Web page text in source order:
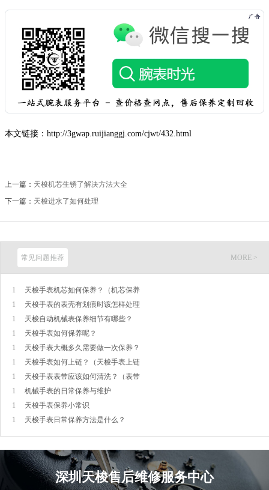
本文链接：http://3gwap.ruijianggj.com/cjwt/432.html
上一篇： 天梭机芯生锈了解决方法大全
下一篇： 天梭进水了如何处理
常见问题推荐 MORE >
1
天梭手表机芯如何保养？（机芯保养
1
天梭手表的表壳有划痕时该怎样处理
1
天梭自动机械表保养细节有哪些？
1
天梭手表如何保养呢？
1
天梭手表大概多久需要做一次保养？
1
天梭手表如何上链？（天梭手表上链
1
天梭手表表带应该如何清洗？（表带
1
机械手表的日常保养与维护
1
天梭手表保养小常识
1
天梭手表日常保养方法是什么？
深圳天梭售后维修服务中心